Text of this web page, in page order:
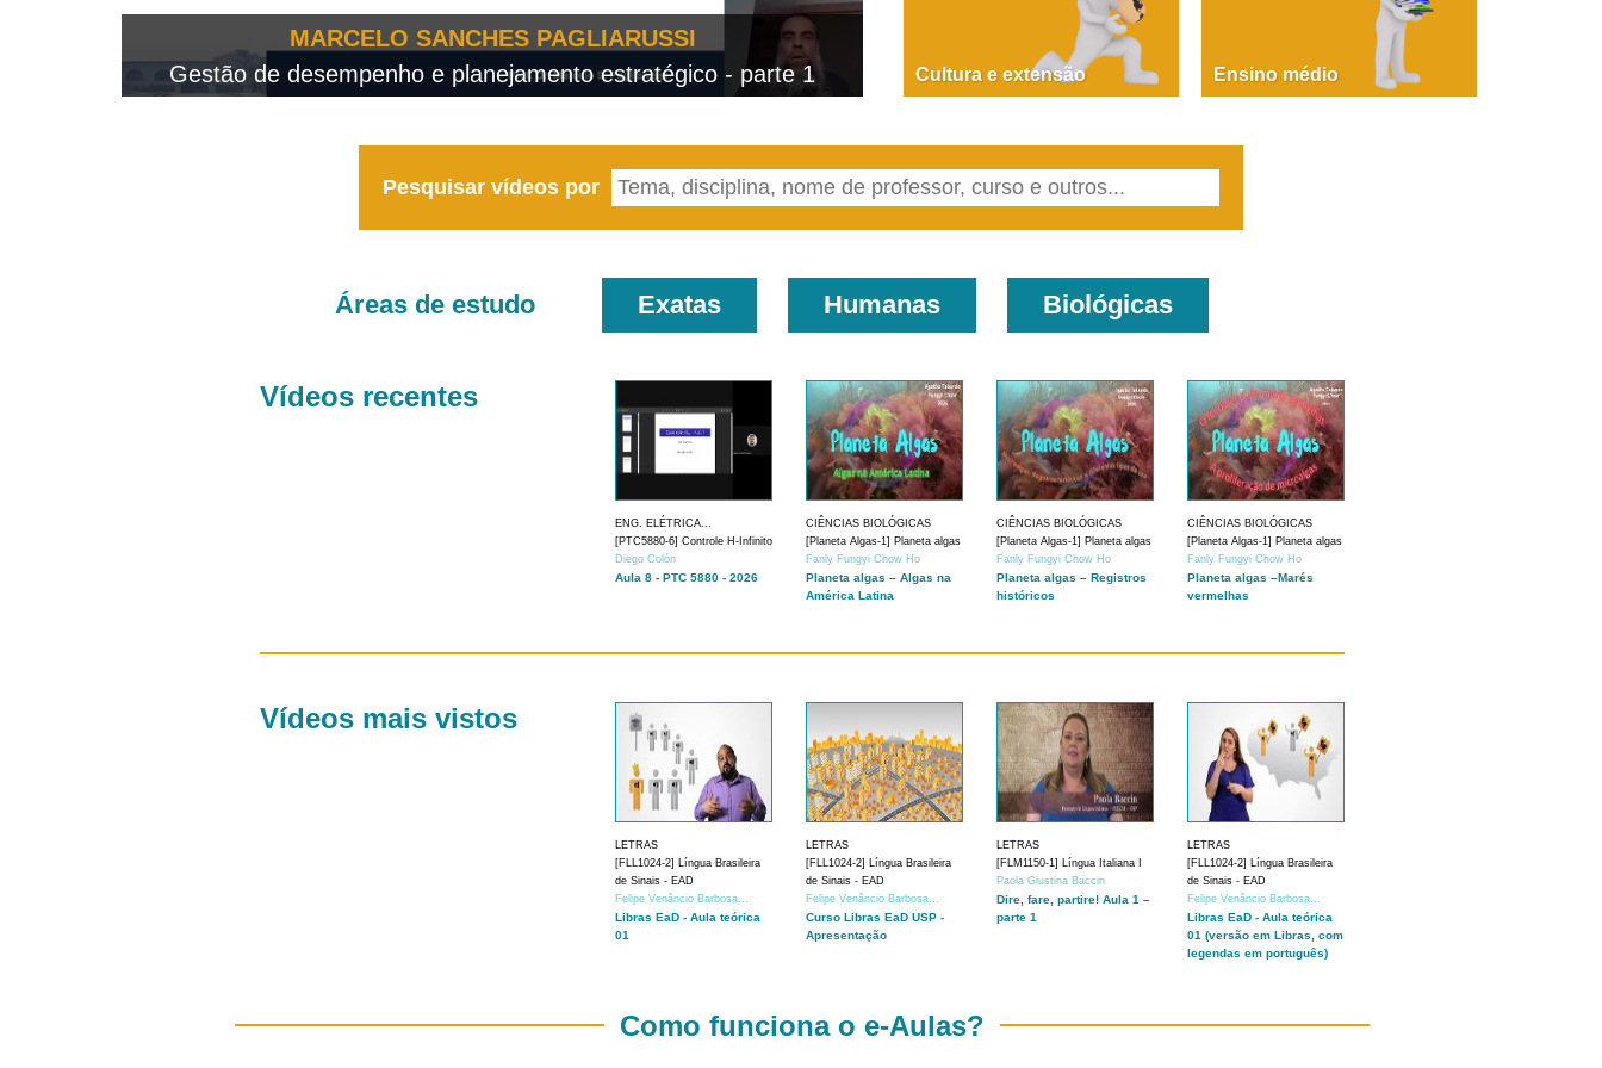
MARCELO SANCHES PAGLIARUSSI
Gestão de desempenho e planejamento estratégico - parte 1
PAOLA GIUSTINA BACCIN
Dire, fare, partire! Aula 1 – parte 1
Cultura e extensão Ensino médio
Pesquisar vídeos por
Áreas de estudo Exatas Humanas Biológicas
Vídeos recentes
ENG. ELÉTRICA...
[PTC5880-6] Controle H-Infinito
Diego Colón
Aula 8 - PTC 5880 - 2026
CIÊNCIAS BIOLÓGICAS
[Planeta Algas-1] Planeta algas
Fanly Fungyi Chow Ho
Planeta algas – Algas na
América Latina
CIÊNCIAS BIOLÓGICAS
[Planeta Algas-1] Planeta algas
Fanly Fungyi Chow Ho
Planeta algas – Registros
históricos
CIÊNCIAS BIOLÓGICAS
[Planeta Algas-1] Planeta algas
Fanly Fungyi Chow Ho
Planeta algas –Marés
vermelhas
Vídeos mais vistos
LETRAS
[FLL1024-2] Língua Brasileira
de Sinais - EAD
Felipe Venâncio Barbosa...
Libras EaD - Aula teórica
01
LETRAS
[FLL1024-2] Língua Brasileira
de Sinais - EAD
Felipe Venâncio Barbosa...
Curso Libras EaD USP -
Apresentação
LETRAS
[FLM1150-1] Língua Italiana I
Paola Giustina Baccin
Dire, fare, partire! Aula 1 –
parte 1
LETRAS
[FLL1024-2] Língua Brasileira
de Sinais - EAD
Felipe Venâncio Barbosa...
Libras EaD - Aula teórica
01 (versão em Libras, com
legendas em português)
Como funciona o e-Aulas?